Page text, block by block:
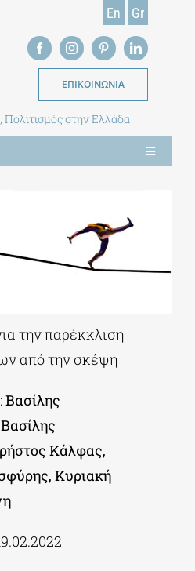
En Gr
ΕΠΙΚΟΙΝΩΝΙΑ
Πολιτισμός στην Ελλάδα
Toggle
Navigation
την παρέκκλιση
από την σκέψη
Βασίλης
Κάλφας,
Κυριακή